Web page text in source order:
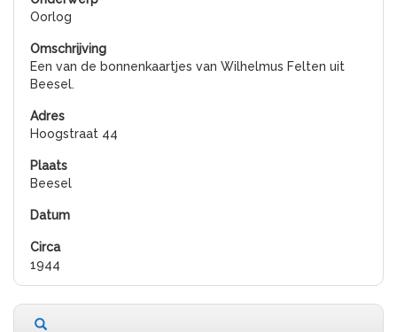
Oorlog
Een van de bonnenkaartjes van Wilhelmus Felten uit
Beesel.
Hoogstraat 44
Beesel
1944